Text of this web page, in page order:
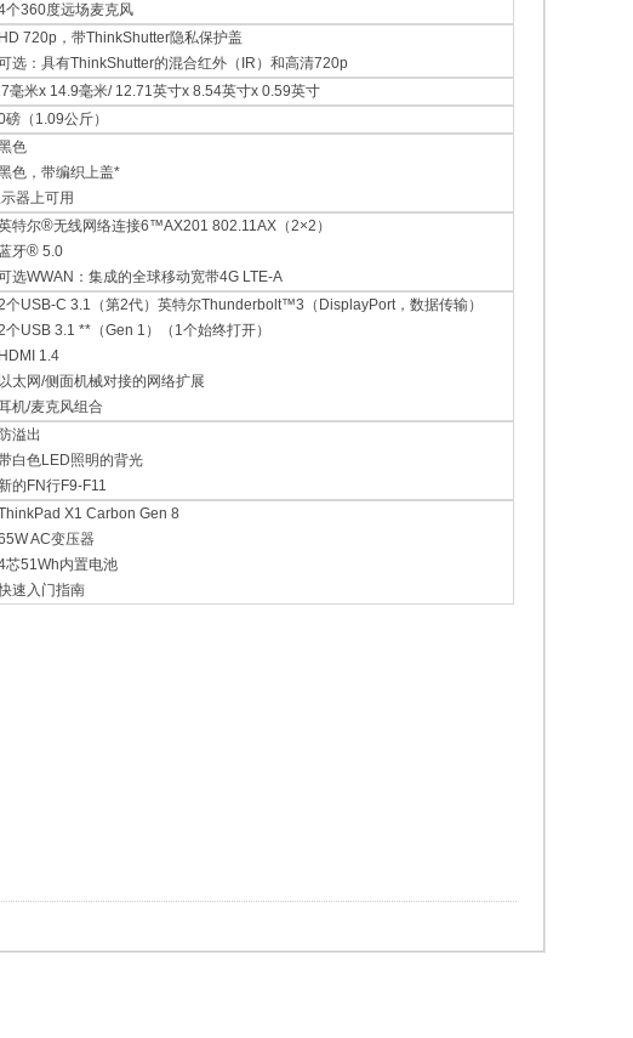
个360度远场麦克风
HD 720p，带ThinkShutter隐私保护盖
选：具有ThinkShutter的混合红外（IR）和高清720p
毫米x 14.9毫米/ 12.71英寸x 8.54英寸x 0.59英寸
（1.09公斤）
色
色，带编织上盖*
器上可用
特尔®无线网络连接6™AX201 802.11AX（2×2）
牙® 5.0
选WWAN：集成的全球移动宽带4G LTE-A
个USB-C 3.1（第2代）英特尔Thunderbolt™3（DisplayPort，数据传输）
个USB 3.1 **（Gen 1）（1个始终打开）
HDMI 1.4
以太网/侧面机械对接的网络扩展
机/麦克风组合
防溢出
白色LED照明的背光
新的FN行F9-F11
X1 Carbon Gen 8
AC变压器
芯51Wh内置电池
速入门指南